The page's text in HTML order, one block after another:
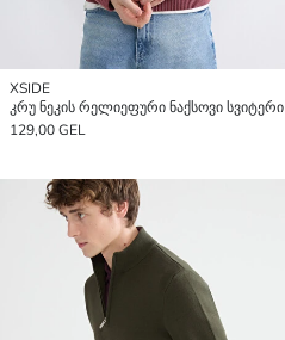
XSIDE
კრუ ნეკის რელიეფური ნაქსოვი სვიტერი
129,00 GEL